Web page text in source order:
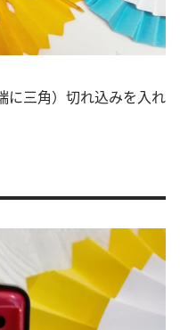
に三角）切れ込みを入れ